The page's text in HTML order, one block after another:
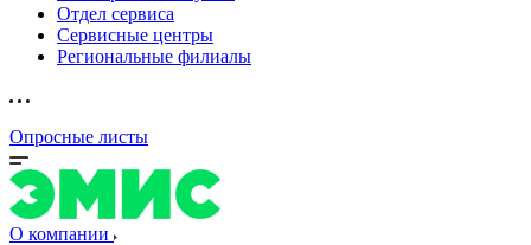
Отдел сервиса
Сервисные центры
Региональные филиалы
Опросные листы
О компании